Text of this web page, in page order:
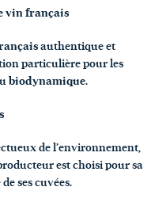
vin français
authentique et
particulière pour les
biodynamique.
de l’environnement,
est choisi pour sa
ses cuvées.